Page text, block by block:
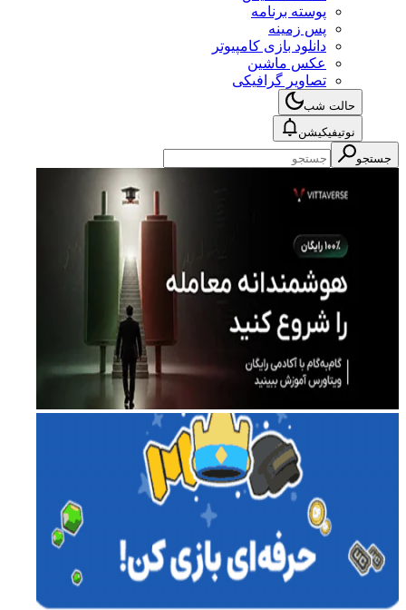
پوسته برنامه
پس زمینه
دانلود بازی کامپیوتر
عکس ماشین
تصاویر گرافیکی
حالت شب
نوتیفیکیشن
جستجو